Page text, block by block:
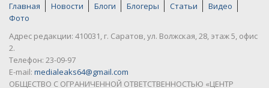
Главная Новости Блоги Блогеры Статьи
Видео
Фото
Адрес редакции: 410031, г. Саратов, ул. Волжская, 28, этаж 5, офис
2.
Телефон: 23-09-97
E-mail: medialeaks64@gmail.com
ОБЩЕСТВО С ОГРАНИЧЕННОЙ ОТВЕТСТВЕННОСТЬЮ «ЦЕНТР